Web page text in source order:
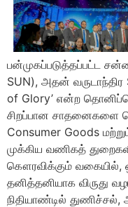
பன்முகப்படுத்தப்பட்ட
SUN), அதன் வருடாந்திர
of Glory’ என்ற
சிறப்பான சாதனைகளை
Consumer Goods
முக்கிய வணிகத்
கௌரவிக்கும் வகையில்,
தனித்தனியாக விருது
நிதியாண்டில் துணிச்சல்,